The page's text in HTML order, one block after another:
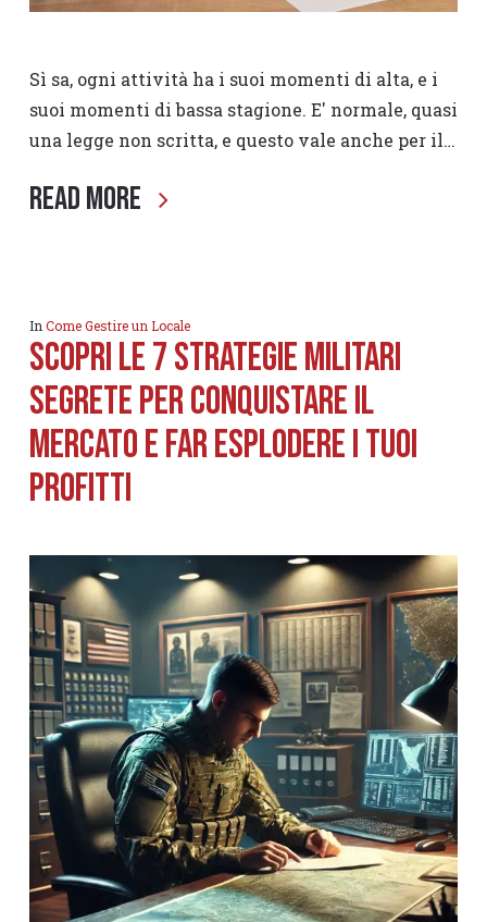
Sì sa, ogni attività ha i suoi momenti di alta, e i
suoi momenti di bassa stagione. E' normale, quasi
una legge non scritta, e questo vale anche per il…
Read More
In Come Gestire un Locale
Scopri le 7 Strategie Militari
Segrete per Conquistare il
Mercato e Far Esplodere i Tuoi
Profitti